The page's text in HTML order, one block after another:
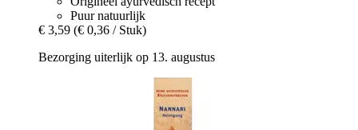
Puur natuurlijk
€ 3,59 (€ 0,36 / Stuk)
Bezorging uiterlijk op 13. augustus